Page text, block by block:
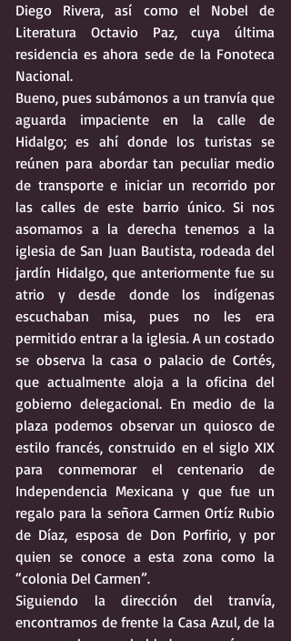
Diego Rivera, así como el Nobel de
Literatura Octavio Paz, cuya última
residencia es ahora sede de la Fonoteca
Nacional.
Bueno, pues subámonos a un tranvía que
aguarda impaciente en la calle de
Hidalgo; es ahí donde los turistas se
reúnen para abordar tan peculiar medio
de transporte e iniciar un recorrido por
las calles de este barrio único. Si nos
asomamos a la derecha tenemos a la
iglesia de San Juan Bautista, rodeada del
jardín Hidalgo, que anteriormente fue su
atrio y desde donde los indígenas
escuchaban misa, pues no les era
permitido entrar a la iglesia. A un costado
se observa la casa o palacio de Cortés,
que actualmente aloja a la oficina del
gobierno delegacional. En medio de la
plaza podemos observar un quiosco de
estilo francés, construido en el siglo XIX
para conmemorar el centenario de
Independencia Mexicana y que fue un
regalo para la señora Carmen Ortíz Rubio
de Díaz, esposa de Don Porfirio, y por
quien se conoce a esta zona como la
“colonia Del Carmen”.
Siguiendo la dirección del tranvía,
encontramos de frente la Casa Azul, de la